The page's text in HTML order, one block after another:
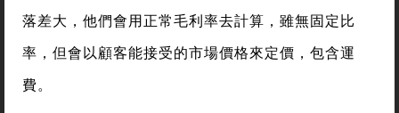
落差大，他們會用正常毛利率去計算，雖無固定比
率，但會以顧客能接受的市場價格來定價，包含運
費。